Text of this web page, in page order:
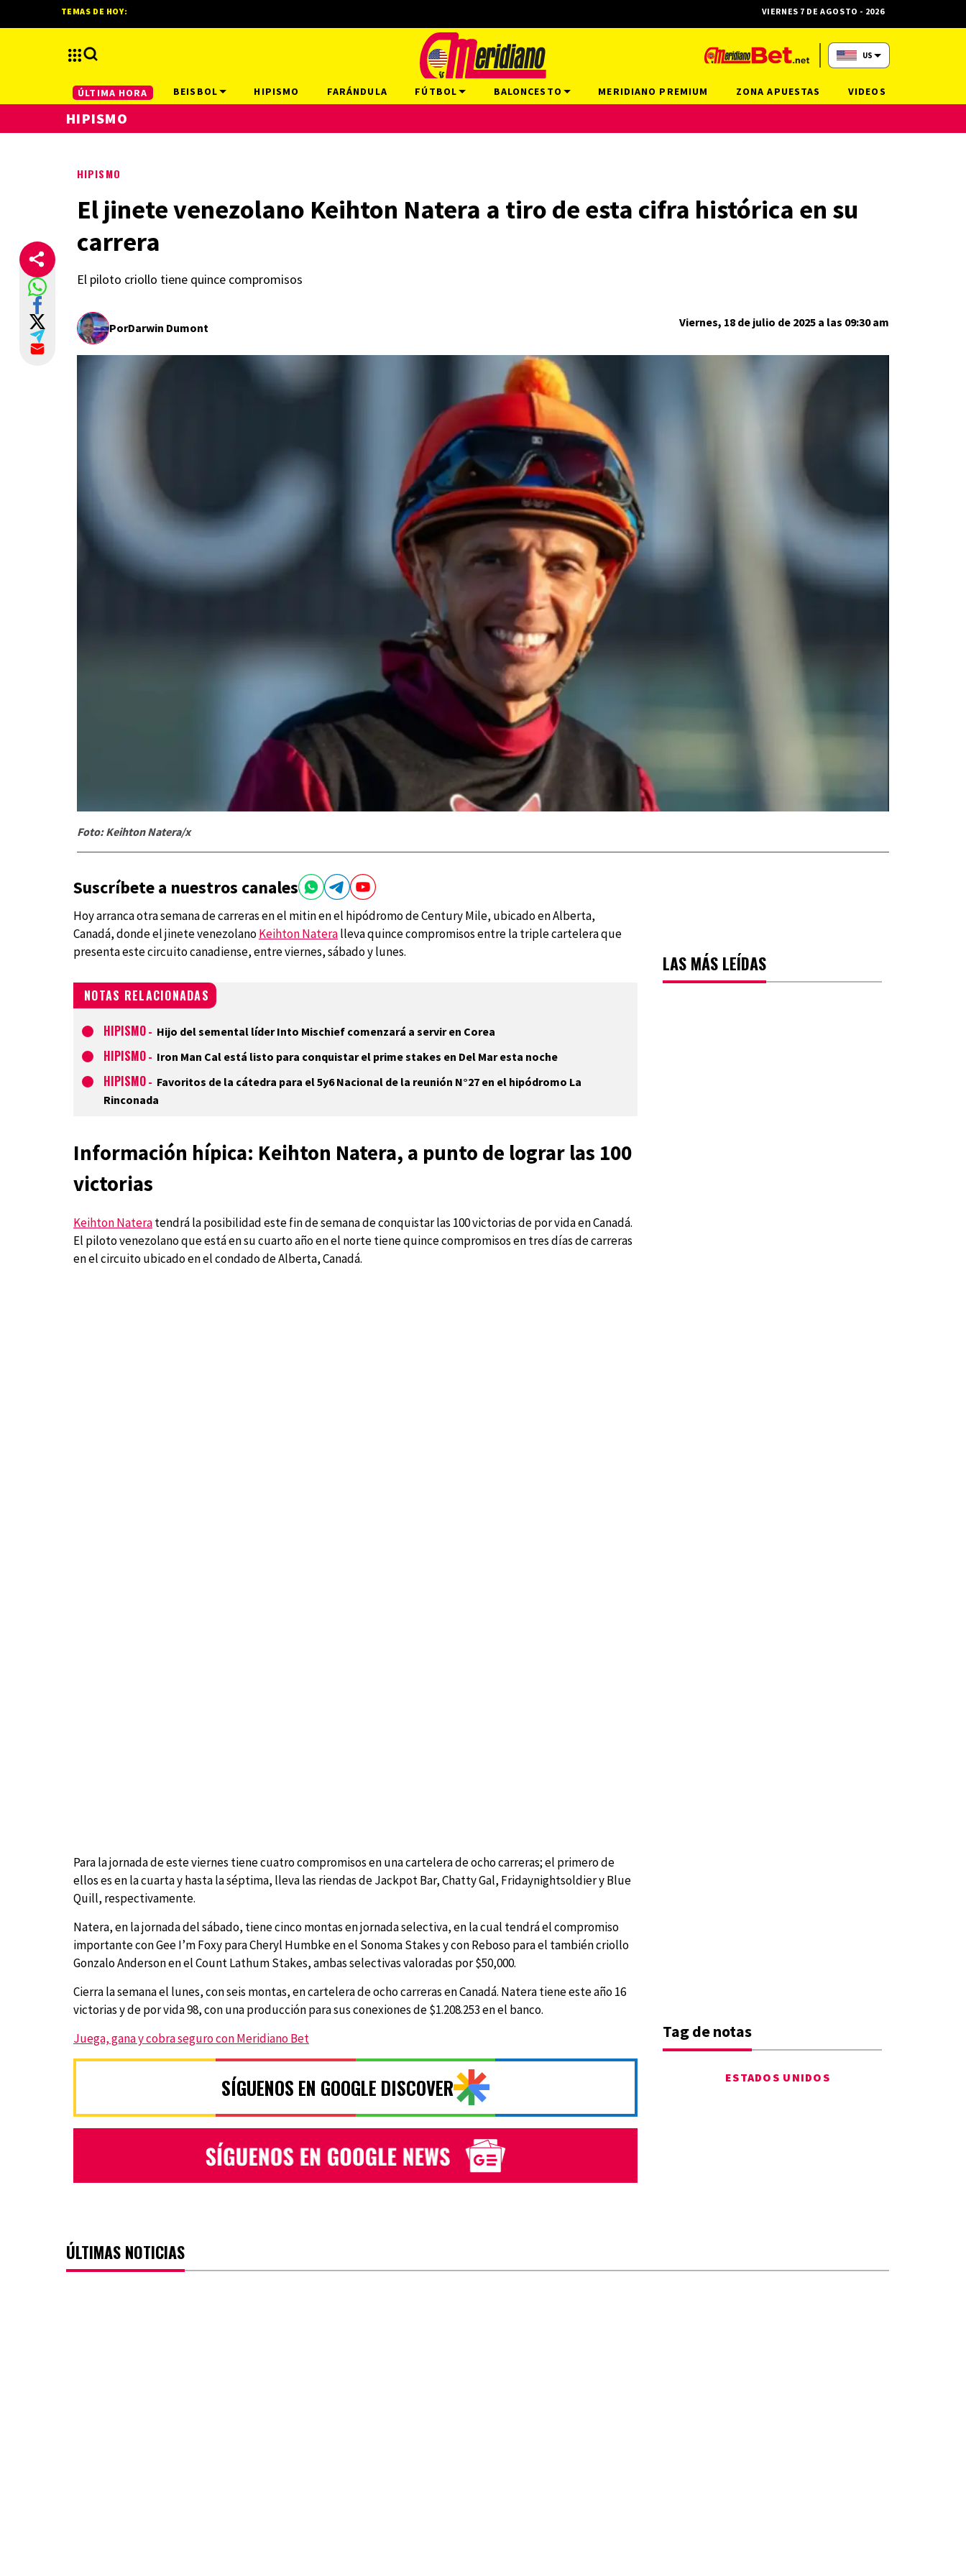
HIPISMO
El jinete venezolano Keihton Natera a tiro de esta cifra histórica en su
carrera
El piloto criollo tiene quince compromisos
PorDarwin Dumont Viernes, 18 de julio de 2025 a las 09:30 am
Foto: Keihton Natera/x
Suscríbete a nuestros canales
Hoy arranca otra semana de carreras en el mitin en el hipódromo de Century Mile, ubicado en Alberta,
Canadá, donde el jinete venezolanoKeihton Nateralleva quince compromisos entre la triple cartelera que
presenta este circuito canadiense, entre viernes, sábado y lunes.
NOTAS RELACIONADAS
HIPISMO - Hijo del semental líder Into Mischief comenzará a servir en Corea
HIPISMO - Iron Man Cal está listo para conquistar el prime stakes en Del Mar esta noche
HIPISMO - Favoritos de la cátedra para el 5y6 Nacional de la reunión N°27 en el hipódromo La
Rinconada
Información hípica: Keihton Natera, a punto de lograr las 100
victorias
Keihton Nateratendrá la posibilidad este fin de semana de conquistar las 100 victorias de por vida en Canadá.
El piloto venezolano que está en su cuarto año en el norte tiene quince compromisos en tres días de carreras
en el circuito ubicado en el condado de Alberta, Canadá.
Para la jornada de este viernes tiene cuatro compromisos en una cartelera de ocho carreras; el primero de
ellos es en la cuarta y hasta la séptima, lleva las riendas de Jackpot Bar, Chatty Gal, Fridaynightsoldier y Blue
Quill, respectivamente.
Natera, en la jornada del sábado, tiene cinco montas en jornada selectiva, en la cual tendrá el compromiso
importante con Gee I’m Foxy para Cheryl Humbke en el Sonoma Stakes y con Reboso para el también criollo
Gonzalo Anderson en el Count Lathum Stakes, ambas selectivas valoradas por $50,000.
Cierra la semana el lunes, con seis montas, en cartelera de ocho carreras en Canadá. Natera tiene este año 16
victorias y de por vida 98, con una producción para sus conexiones de $1.208.253 en el banco.
Juega, gana y cobra seguro con Meridiano Bet
SÍGUENOS EN GOOGLE DISCOVER
LAS MÁS LEÍDAS
Tag de notas
ESTADOS UNIDOS
ÚLTIMAS NOTICIAS
TEMAS DE HOY: VIERNES 7 DE AGOSTO - 2026
US
ÚLTIMA HORA BEISBOL HIPISMO
HIPISMO
FARÁNDULA FÚTBOL BALONCESTO MERIDIANO PREMIUM ZONA APUESTAS VIDEOS